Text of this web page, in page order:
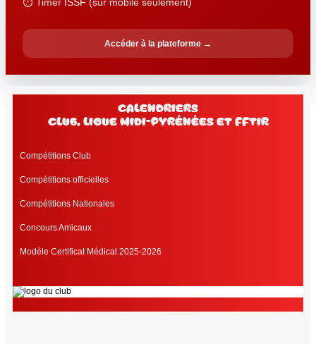
Accéder à la plateforme →
Calendriers
club, Ligue Midi-Pyrénées et FFtir
Compétitions Club
Compétitions officielles
Compétitions Nationales
Concours Amicaux
Modèle Certificat Médical 2025-2026